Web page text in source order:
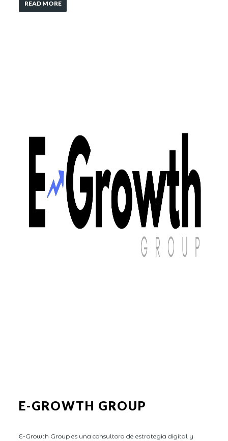
READ MORE
E-GROWTH GROUP
E-Growth Group es una consultora de estrategia digital y